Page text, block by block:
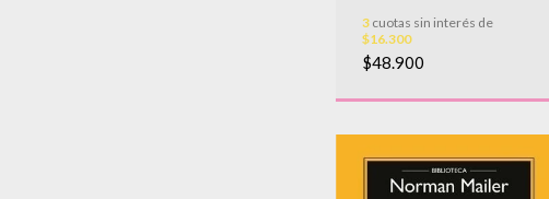
3 cuotas sin interés de
$16.300
$48.900